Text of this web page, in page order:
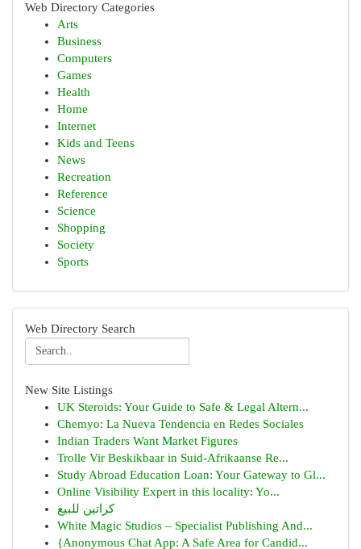
Web Directory Categories
Arts
Business
Computers
Games
Health
Home
Internet
Kids and Teens
News
Recreation
Reference
Science
Shopping
Society
Sports
Web Directory Search
New Site Listings
UK Steroids: Your Guide to Safe & Legal Altern...
Chemyo: La Nueva Tendencia en Redes Sociales
Indian Traders Want Market Figures
Trolle Vir Beskikbaar in Suid-Afrikaanse Re...
Study Abroad Education Loan: Your Gateway to Gl...
Online Visibility Expert in this locality: Yo...
كراتين للبيع
White Magic Studios – Specialist Publishing And...
{Anonymous Chat App: A Safe Area for Candid...